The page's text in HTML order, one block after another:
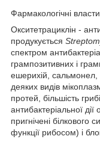
Фармакологічні
Окситетрациклін -
продукується
спектром
грампозитивних і
ешерихій, сальмонел,
деяких видів
протей, більшість
антибактеріальної
пригнічені білкового
функції рибосом) і